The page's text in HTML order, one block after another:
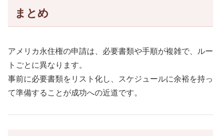
まとめ
アメリカ永住権の申請は、必要書類や手順が複雑で、ルー
トごとに異なります。
事前に必要書類をリスト化し、スケジュールに余裕を持っ
て準備することが成功への近道です。